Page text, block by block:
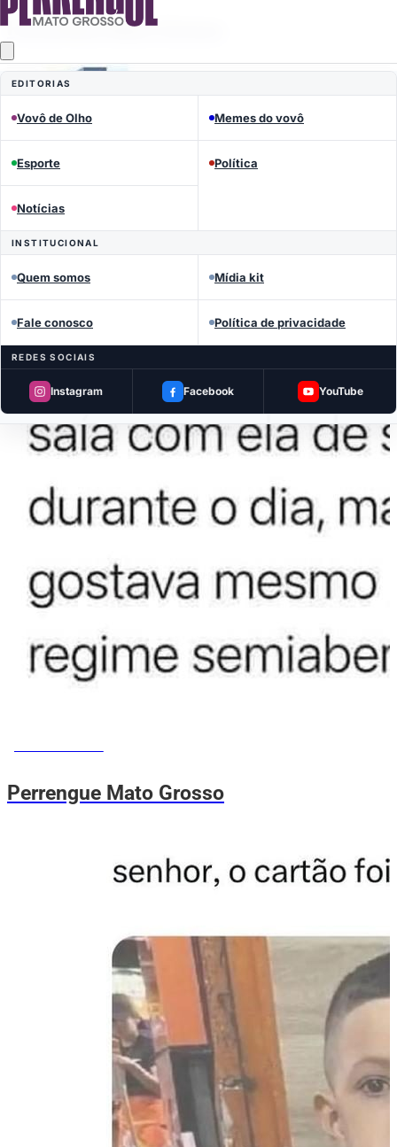
EDITORIAS
Vovô de Olho Memes do vovô
Esporte Política
Notícias
INSTITUCIONAL
Quem somos Mídia kit
Fale conosco Política de privacidade
REDES SOCIAIS
Instagram Facebook YouTube
Perrengue Mato Grosso
Perrengue Mato Grosso